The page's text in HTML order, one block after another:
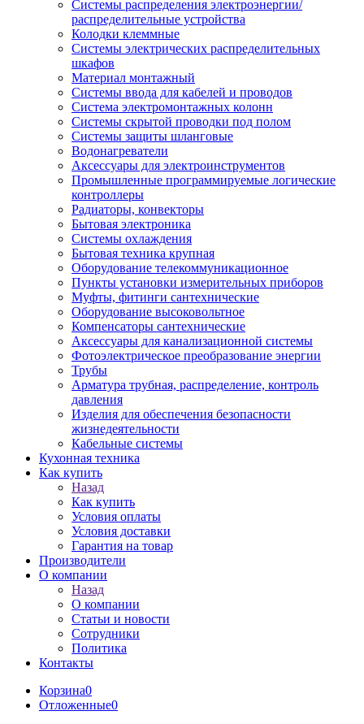
Системы распределения электроэнергии/
распределительные устройства
Колодки клеммные
Системы электрических распределительных
шкафов
Материал монтажный
Системы ввода для кабелей и проводов
Система электромонтажных колонн
Системы скрытой проводки под полом
Системы защиты шланговые
Водонагреватели
Аксессуары для электроинструментов
Промышленные программируемые логические
контроллеры
Радиаторы, конвекторы
Бытовая электроника
Системы охлаждения
Бытовая техника крупная
Оборудование телекоммуникационное
Пункты установки измерительных приборов
Муфты, фитинги сантехнические
Оборудование высоковольтное
Компенсаторы сантехнические
Аксессуары для канализационной системы
Фотоэлектрическое преобразование энергии
Трубы
Арматура трубная, распределение, контроль
давления
Изделия для обеспечения безопасности
жизнедеятельности
Кабельные системы
Кухонная техника
Как купить
Назад
Как купить
Условия оплаты
Условия доставки
Гарантия на товар
Производители
О компании
Назад
О компании
Статьи и новости
Сотрудники
Политика
Контакты
Корзина0
Отложенные0